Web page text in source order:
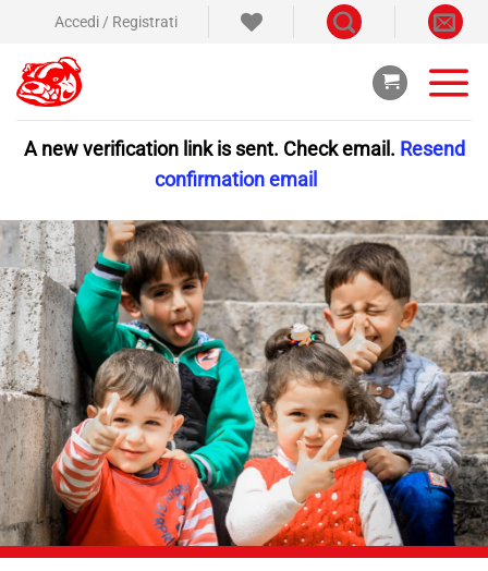
contenuti
Accedi / Registrati
A new verification link is sent. Check email. Resend
confirmation email